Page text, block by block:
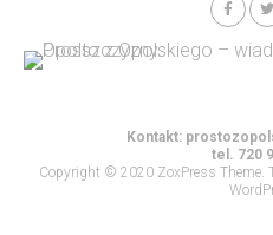
Kontakt:
tel. 720
Copyright © 2020 ZoxPress Theme.